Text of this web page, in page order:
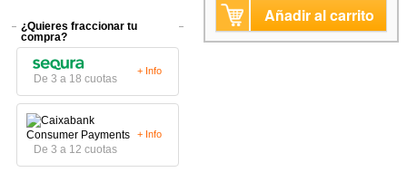
¿Quieres fraccionar tu
compra?
De 3 a 18 cuotas
+ Info
De 3 a 12 cuotas
+ Info
Añadir al carrito